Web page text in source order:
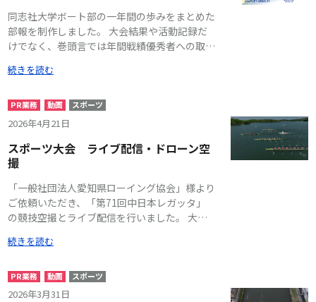
表現。単なる記録映像ではなく、「観戦コンテ
ンツ」として成立する映像制作を目指していま
す。 ライブ配信においては、現地に来られな
い観客にもレースの魅力を届けることが求めら
本プロジェクトでは、そうしたニーズに応える
形で、映像・音声・実況を一体化した配信体験
の構築を行いました。
同志社大学ボート部の一年間の歩みをまとめた
部報を制作しました。 大会結果や活動記録だ
けでなく、巻頭言では年間戦績優秀者への取材
える構成としました。 OB・OGの皆様からも
絆を共有できる一冊に仕上がっています。
続きを読む
PR業務 動画 スポーツ
2026年4月21日
スポーツ大会 ライブ配信・ドローン空
撮
「一般社団法人愛知県ローイング協会」様より
ご依頼いただき、「第71回中日本レガッタ」
の競技空撮とライブ配信を行いました。 大会
お越しいただけない方も会場におられる方も、
い、という思いにお応えいたしました。 陸上
カメラや実況には、大会ボランティアスタッフ
続きを読む
PR業務 動画 スポーツ
2026年3月31日